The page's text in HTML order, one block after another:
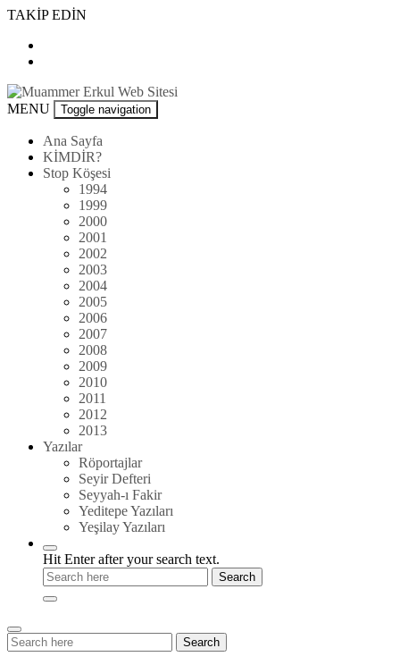
Skip
content
TAKİP EDİN
Muammer
Web
Sitesi
MENU Toggle navigation
Ana Sayfa
KİMDİR?
Stop Köşesi
1994
1999
2000
2001
2002
2003
2004
2005
2006
2007
2008
2009
2010
2011
2012
2013
Yazılar
Röportajlar
Seyir Defteri
Seyyah-ı Fakir
Yeditepe Yazıları
Yeşilay Yazıları
Hit Enter after your search text.
Search
for:
Search